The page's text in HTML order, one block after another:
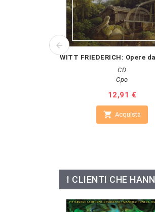
WITT FRIEDERICH: Opere
CD
Cpo
Prezzo
12,91 €
 Acquista
I CLIENTI CHE